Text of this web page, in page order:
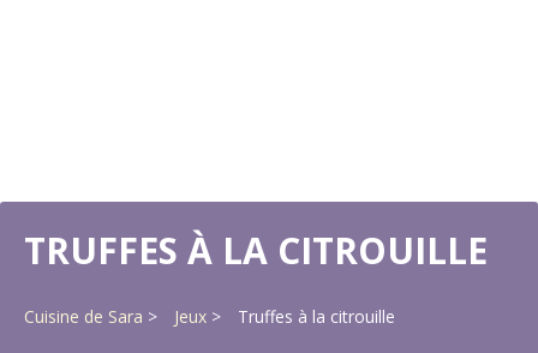
TRUFFES À LA CITROUILLE
Cuisine de Sara Jeux Truffes à la citrouille